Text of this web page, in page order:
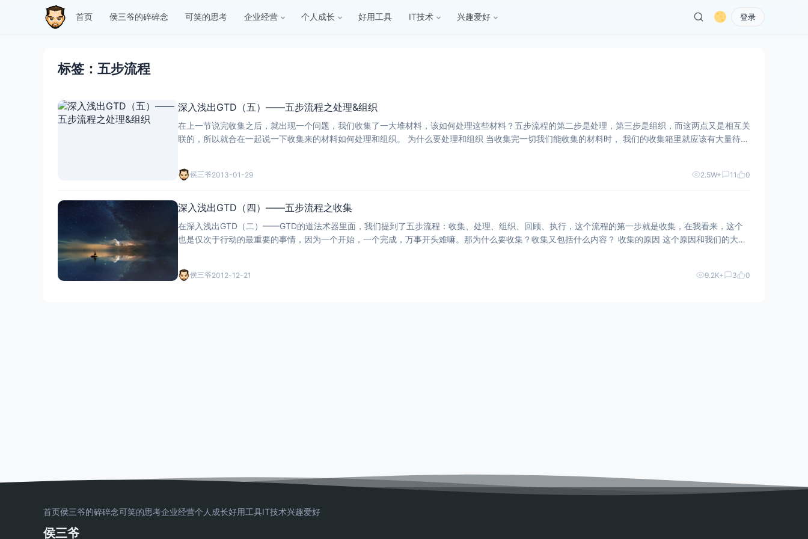
首页 侯三爷的碎碎念 可笑的思考 企业经营 个人成长 好用工具 IT技术 兴趣爱好 登录
标签：五步流程
深入浅出GTD（五）——五步流程之处理&组织
在上一节说完收集之后，就出现一个问题，我们收集了一大堆材料，该如何处理这些材料？五步流程的第二步是处理，第三步是组织，而这两点又是相互关
联的，所以就合在一起说一下收集来的材料如何处理和组织。 为什么要处理和组织 当收集完一切我们能收集的材料时， 我们的收集箱里就应该有大量待处
侯三爷2013-01-29 2.5W+ 11 0
深入浅出GTD（四）——五步流程之收集
在深入浅出GTD（二）——GTD的道法术器里面，我们提到了五步流程：收集、处理、组织、回顾、执行，这个流程的第一步就是收集，在我看来，这个
也是仅次于行动的最重要的事情，因为一个开始，一个完成，万事开头难嘛。那为什么要收集？收集又包括什么内容？ 收集的原因 这个原因和我们的大脑
侯三爷2012-12-21 9.2K+ 3 0
首页侯三爷的碎碎念可笑的思考企业经营个人成长好用工具IT技术兴趣爱好
侯三爷